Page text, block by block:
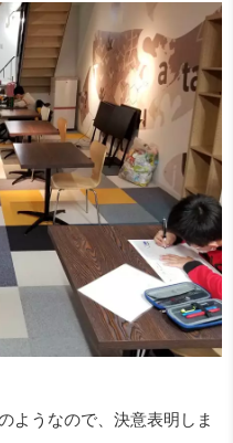
ようなので、決意表明しま